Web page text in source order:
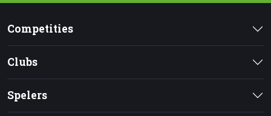
Competities
Clubs
Spelers